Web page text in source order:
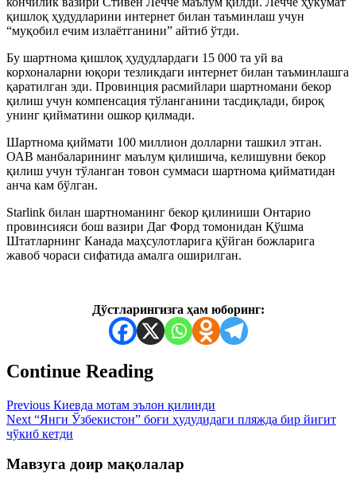
қишлоқ ҳудудларини интернет билан таъминлаш учун
“муқобил ечим излаётганини” айтиб ўтди.
Бу шартнома қишлоқ ҳудудлардаги 15 000 та уй ва
корхоналарни юқори тезликдаги интернет билан таъминлашга
қаратилган эди. Провинция расмийлари шартномани бекор
қилиш учун компенсация тўланганини тасдиқлади, бироқ
унинг қийматини ошкор қилмади.
Шартнома қиймати 100 миллион долларни ташкил этган.
ОАВ манбаларининг маълум қилишича, келишувни бекор
қилиш учун тўланган товон суммаси шартнома қийматидан
анча кам бўлган.
Starlink билан шартноманинг бекор қилиниши Онтарио
провинсияси бош вазири Даг Форд томонидан Қўшма
Штатларнинг Канада маҳсулотларига қўйган божларига
жавоб чораси сифатида амалга оширилган.
Дўстларингизга ҳам юборинг:
Continue Reading
Previous Киевда мотам эълон қилинди
Next “Янги Ўзбекистон” боғи ҳудудидаги пляжда бир йигит
чўкиб кетди
Мавзуга доир мақолалар